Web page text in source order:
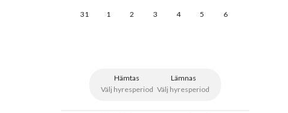
31 1 2 3 4 5 6
Hämtas
Välj hyresperiod
Lämnas
Välj hyresperiod